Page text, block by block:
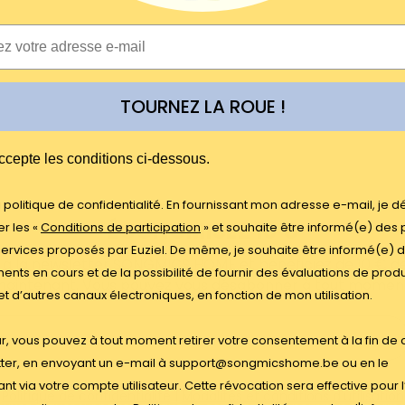
ÉCONOMISEZ 10 €
la newsletter SONGMICS HOME et bénéficiez de 10 €
maintenant. Vous pouvez vous désabonner à tout moment.
Politique de confidentialité
Modalités et conditions d'utilisation
TOURNEZ LA ROUE !
les conditions ci-dessous.
politique de confidentialité. En fournissant mon adresse e-mail, je
les « Conditions de participation » et souhaite être informé(e) des
proposés par Euziel. De même, je souhaite être informé(e)
en cours et de la possibilité de fournir des évaluations de
d’autres canaux électroniques, en fonction de mon utilisation.
vous pouvez à tout moment retirer votre consentement à la fin de
en envoyant un e-mail à support@songmicshome.be ou en le
via votre compte utilisateur. Cette révocation sera effective pour